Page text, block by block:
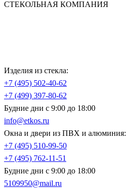
СТЕКОЛЬНАЯ КОМПАНИЯ
Изделия из стекла:
+7 (495) 502-40-62
+7 (499) 397-80-62
Будние дни с 9:00 до 18:00
info@etkos.ru
Окна и двери из ПВХ и алюминия:
+7 (495) 510-99-50
+7 (495) 762-11-51
Будние дни с 9:00 до 18:00
5109950@mail.ru